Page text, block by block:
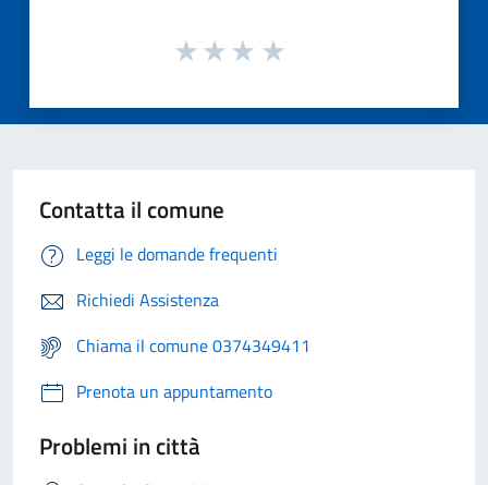
Contatta il comune
Leggi le domande frequenti
Richiedi Assistenza
Chiama il comune 0374349411
Prenota un appuntamento
Problemi in città